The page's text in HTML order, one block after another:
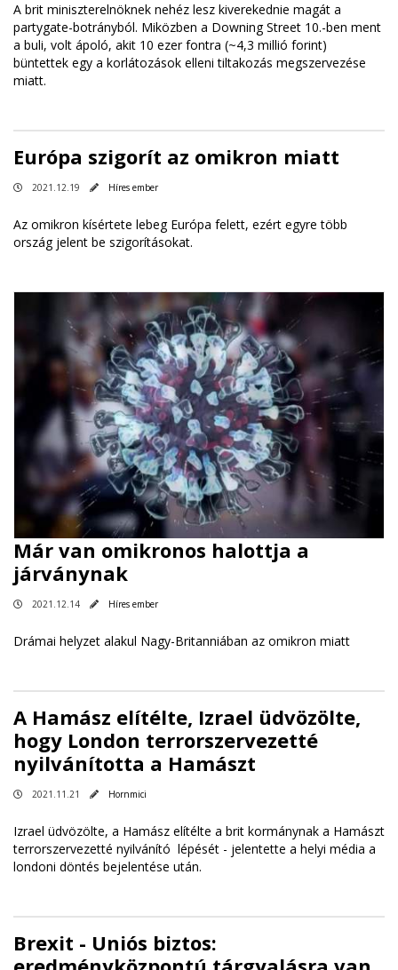
A brit miniszterelnöknek nehéz lesz kiverekednie magát a
partygate-botrányból. Miközben a Downing Street 10.-ben ment
a buli, volt ápoló, akit 10 ezer fontra (~4,3 millió forint)
büntettek egy a korlátozások elleni tiltakozás megszervezése
miatt.
Európa szigorít az omikron miatt
2021.12.19 Híres ember
Az omikron kísértete lebeg Európa felett, ezért egyre több
ország jelent be szigorításokat.
Már van omikronos halottja a
járványnak
2021.12.14 Híres ember
Drámai helyzet alakul Nagy-Britanniában az omikron miatt
A Hamász elítélte, Izrael üdvözölte,
hogy London terrorszervezetté
nyilvánította a Hamászt
2021.11.21 Hornmici
Izrael üdvözölte, a Hamász elítélte a brit kormánynak a Hamászt
terrorszervezetté nyilvánító lépését - jelentette a helyi média a
londoni döntés bejelentése után.
Brexit - Uniós biztos: